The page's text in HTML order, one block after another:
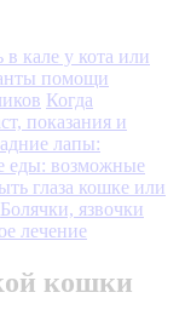
в кале у кота или
помощи
Когда
показания и
лапы:
еды: возможные
глаза кошке или
Болячки, язвочки
лечение
кошки